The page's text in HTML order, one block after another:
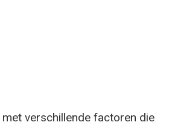
verschillende factoren die